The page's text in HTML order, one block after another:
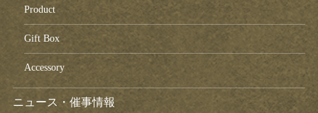
Product
Gift Box
Accessory
ニュース・催事情報